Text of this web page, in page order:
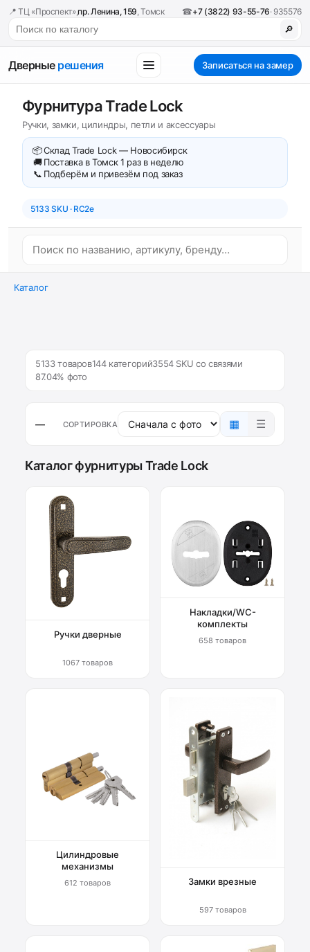
📍 ТЦ «Проспект»,пр. Ленина, 159, Томск ☎+7 (3822) 93-55-76· 935576
🔎
Дверные решения Записаться на замер
Фурнитура Trade Lock
Ручки, замки, цилиндры, петли и аксессуары
📦Склад Trade Lock — Новосибирск
🚚 Поставка в Томск 1 раз в неделю
📞 Подберём и привезём под заказ
5133 SKU · RC2e
Каталог
5133 товаров144 категорий3554 SKU со связями
87.04% фото
— СОРТИРОВКА ▦ ☰
Каталог фурнитуры Trade Lock
Ручки дверные
1067 товаров
Накладки/WC-
комплекты
658 товаров
Цилиндровые
механизмы
612 товаров Замки врезные
597 товаров